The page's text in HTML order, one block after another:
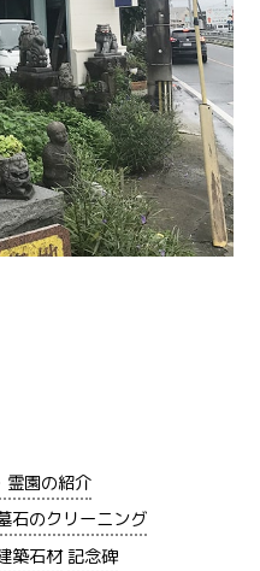
霊園の紹介
石のクリーニング
築石材 記念碑